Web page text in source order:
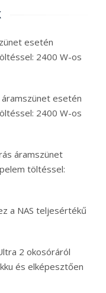
esetén
2400 W-os
esetén
2400 W-os
áramszünet
töltéssel:
a NAS teljesértékű
2 okosóráról
és elképesztően